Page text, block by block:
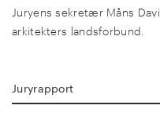
Juryens sekretær Måns
arkitekters landsforbund.
Juryrapport